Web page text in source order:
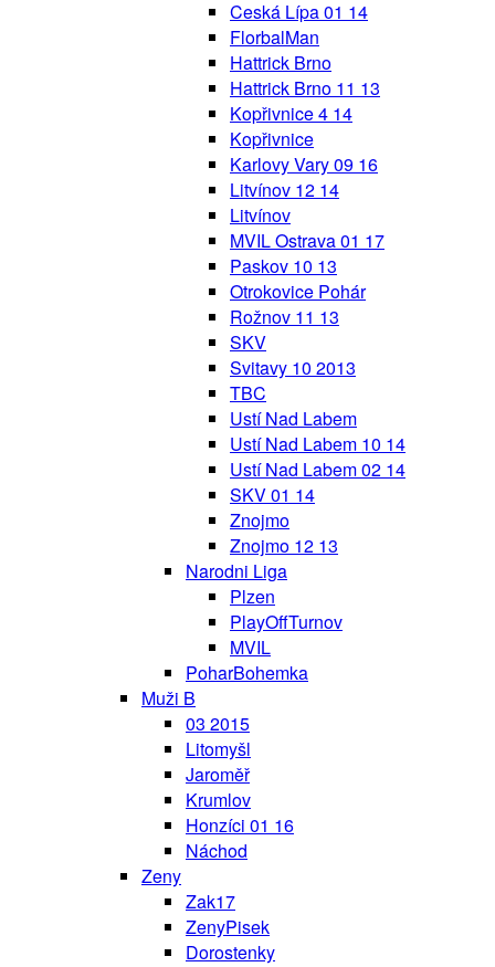
Ceská Lípa 01 14
FlorbalMan
Hattrick Brno
Hattrick Brno 11 13
Kopřivnice 4 14
Kopřivnice
Karlovy Vary 09 16
Litvínov 12 14
Litvínov
MVIL Ostrava 01 17
Paskov 10 13
Otrokovice Pohár
Rožnov 11 13
SKV
Svitavy 10 2013
TBC
Ustí Nad Labem
Ustí Nad Labem 10 14
Ustí Nad Labem 02 14
SKV 01 14
Znojmo
Znojmo 12 13
Narodni Liga
Plzen
PlayOffTurnov
MVIL
PoharBohemka
Muži B
03 2015
Litomyšl
Jaroměř
Krumlov
Honzíci 01 16
Náchod
Zeny
Zak17
ZenyPisek
Dorostenky